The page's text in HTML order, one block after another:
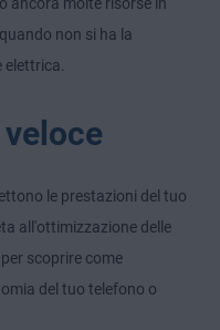
non si ha la
le prestazioni del tuo
all'ottimizzazione delle
scoprire come
del tuo telefono o